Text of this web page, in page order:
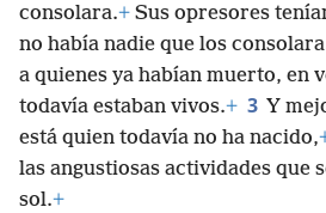
consolara.+ Sus opresores
no había nadie que los
a quienes ya habían muerto, en
todavía estaban vivos.+ 3 Y
está quien todavía no ha nacido,
las angustiosas actividades que
sol.+